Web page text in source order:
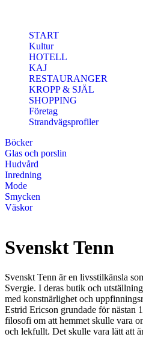
START
Kultur
HOTELL
KAJ
RESTAURANGER
KROPP & SJÄL
SHOPPING
Företag
Strandvägsprofiler
Böcker
Glas och porslin
Hudvård
Inredning
Mode
Smycken
Väskor
Svenskt Tenn
Svenskt Tenn är en livsstilkänsla
Svergie. I deras butik och
med konstnärlighet och
Estrid Ericson grundade för nästan
filosofi om att hemmet skulle vara
och lekfullt. Det skulle vara lätt att